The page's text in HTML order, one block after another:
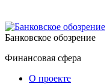
Банковское обозрение
Финансовая сфера
О проекте